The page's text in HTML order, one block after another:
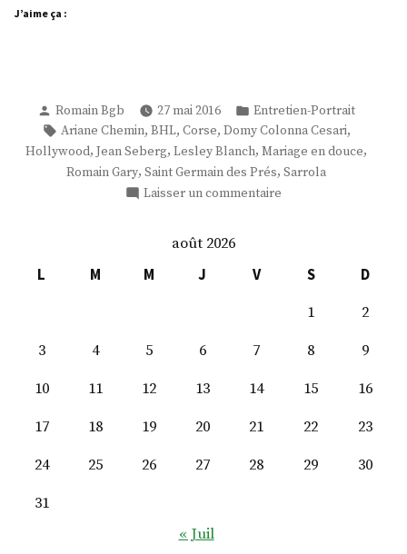
J’aime ça :
Publié
par
Romain Bgb 27 mai 2016
Publié
dans
Entretien-Portrait
Étiquettes :
Ariane Chemin, BHL, Corse, Domy Colonna Cesari,
Hollywood, Jean Seberg, Lesley Blanch, Mariage en douce,
Romain Gary, Saint Germain des Prés, Sarrola
Laisser un commentaire
Chemin
août 2026
L
M M J V S
D
1
2
3
4 5 6 7 8
9
10
11 12 13 14 15
16
17
18 19 20 21 22
23
24
25 26 27 28 29
30
31
« Juil